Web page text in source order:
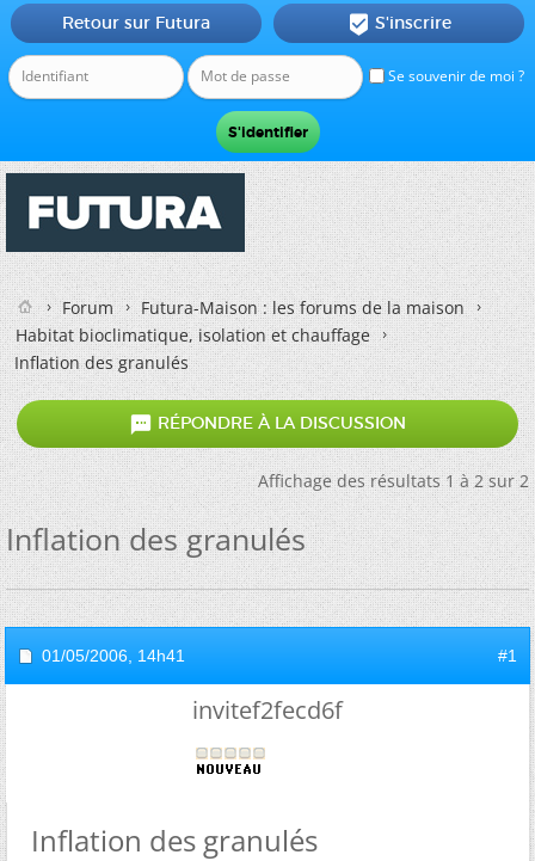
Se souvenir de moi ?
Retour sur Futura  S'inscrire
Forum
Futura-Maison : les forums de la maison
Habitat bioclimatique, isolation et chauffage
Inflation des granulés
 RÉPONDRE À LA DISCUSSION
Affichage des résultats 1 à 2 sur 2
Inflation des granulés
01/05/2006, 14h41 #1
invitef2fecd6f
Inflation des granulés